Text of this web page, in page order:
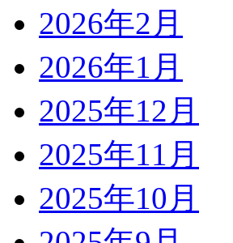
2026年2月
2026年1月
2025年12月
2025年11月
2025年10月